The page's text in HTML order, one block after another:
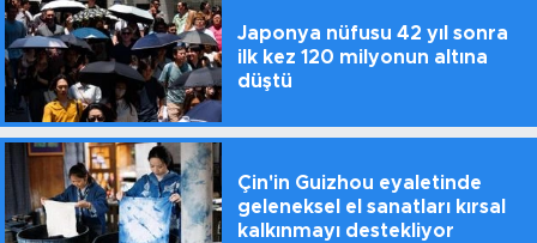
Japonya nüfusu 42 yıl sonra
ilk kez 120 milyonun altına
düştü
Çin'in Guizhou eyaletinde
geleneksel el sanatları kırsal
kalkınmayı destekliyor